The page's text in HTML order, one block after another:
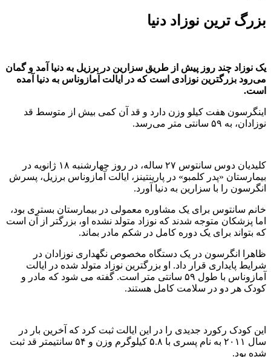
بزرگ ترین نوزاد دنیا
یک نوزاد چند روز پیش از طریق سزارین در برزیل به دنیا آمد و گمان
می‌رود بزرگترین نوزادی است که در ایالت آمازوناس به دنیا آمده
است.
اینگرسون هفت کیلو وزن دارد و قد آن کمی بیش از متوسط قد
نوزادان، به ۵۹ سانتی متر می‌رسد.
کلیدیان دوس سانتوس ۲۷ ساله، در روز چهارشنبه ۱۸ ژانویه در
بیمارستان «پدر کلمبو» در پارینتینز، ایالت آمازوناس برزیل، پسرش
انگرسون را با سزارین به دنیا آورد.
خانم سانتوس برای یک مشاوره معمولی در بیمارستان بستری بود،
اما پزشکان متوجه شدند که نوزاد متولد نشده او، بزرگتر از آن است
که بتواند برای یک دوره کامل در شکم مادر بماند.
ظاهرا انگرسون در یک دستگاه مخصوص نگهداری نوزادان در
شرایط پایداری قرار داد. او بزرگترین نوزاد متولد شده در ایالت
آمازوناس با طول ۵۹ سانتی متر است. گفته می شود که مادر و
کودک هر دو در سلامت کامل هستند.
این کودک رکورد جدیدی را در این ایالت ثبت کرد که آخرین بار در
سال ۲۰۱۱ به نام پسری با ۵.۸ کیلوگرم وزن و ۵۴ سانتیمتر قد ثبت
شده بود.